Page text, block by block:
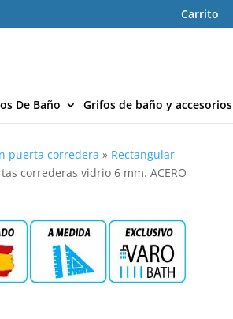
Carrito
De Baño Grifos de baño y accesorios
puerta corredera » Rectangular
correderas vidrio 6 mm. ACERO